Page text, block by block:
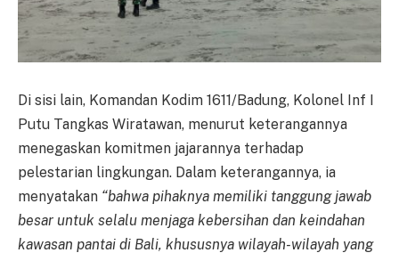
Di sisi lain, Komandan Kodim 1611/Badung, Kolonel Inf I
Putu Tangkas Wiratawan, menurut keterangannya
menegaskan komitmen jajarannya terhadap
pelestarian lingkungan. Dalam keterangannya, ia
menyatakan “bahwa pihaknya memiliki tanggung jawab
besar untuk selalu menjaga kebersihan dan keindahan
kawasan pantai di Bali, khususnya wilayah-wilayah yang